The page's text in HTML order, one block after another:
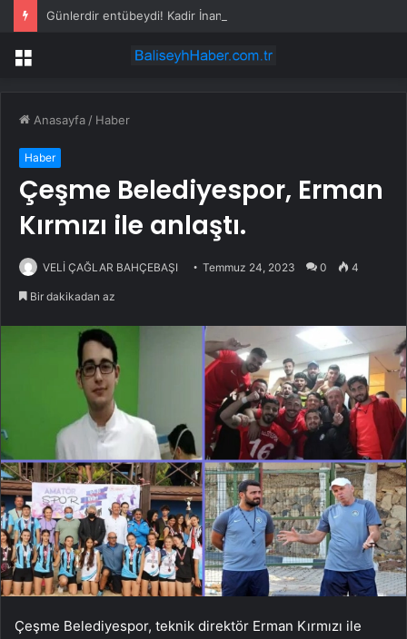
Günlerdir entübeydi! Kadir İnanır’dan haber var
Menü
Anasayfa / Haber
Haber
Çeşme Belediyespor, Erman
Kırmızı ile anlaştı.
VELİ ÇAĞLAR BAHÇEBAŞI Temmuz 24, 2023 0 4
Bir dakikadan az
Çeşme Belediyespor, teknik direktör Erman Kırmızı ile